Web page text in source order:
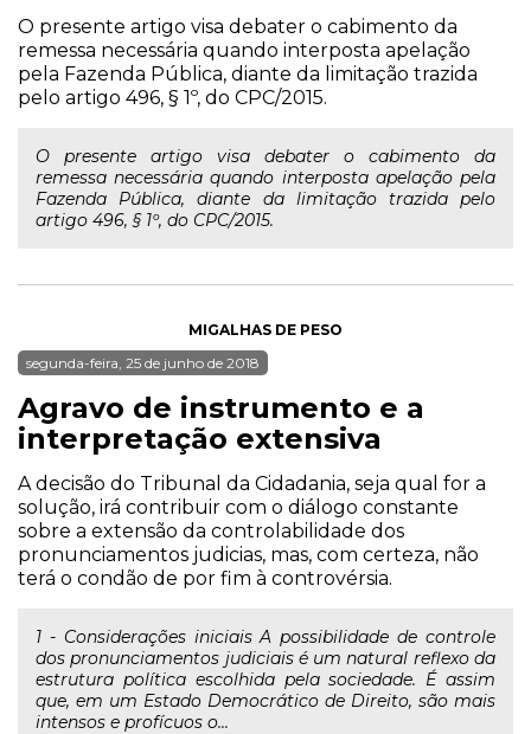
O presente artigo visa debater o cabimento da
remessa necessária quando interposta apelação
pela Fazenda Pública, diante da limitação trazida
pelo artigo 496, § 1º, do CPC/2015.
O presente artigo visa debater o cabimento da
remessa necessária quando interposta apelação pela
Fazenda Pública, diante da limitação trazida pelo
artigo 496, § 1º, do CPC/2015.
MIGALHAS DE PESO
segunda-feira, 25 de junho de 2018
Agravo de instrumento e a
interpretação extensiva
A decisão do Tribunal da Cidadania, seja qual for a
solução, irá contribuir com o diálogo constante
sobre a extensão da controlabilidade dos
pronunciamentos judicias, mas, com certeza, não
terá o condão de por fim à controvérsia.
1 - Considerações iniciais A possibilidade de controle
dos pronunciamentos judiciais é um natural reflexo da
estrutura política escolhida pela sociedade. É assim
que, em um Estado Democrático de Direito, são mais
intensos e profícuos o...